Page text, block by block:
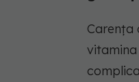
Carența